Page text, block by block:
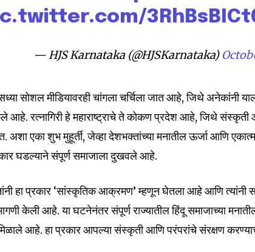
— HJS Karnataka (@HJSKarnataka)
सोशल मीडियावरही चांगला चर्चिला जात आहे, जिथे अनेकांनी
आहे. रत्नागिरी हे महाराष्ट्राचे ते कोकण प्रदेश आहे, जिथे संस्कृती
अशा एका शुभ मुहूर्ती, जेव्हा देशभक्तांच्या मनातील ऊर्जा आणि
घडल्याने संपूर्ण समाजाला दुखवले आहे.
हा प्रकार ‘सांस्कृतिक आक्रमण’ म्हणून घेतला आहे आणि त्यांनी
केली आहे. या घटनेनंतर संपूर्ण राज्यातील हिंदू समाजाच्या
आहे. हा प्रकार आपल्या संस्कृती आणि परंपरांचे संरक्षण